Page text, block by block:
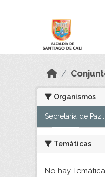
Organismos
Secretaría de Paz...
Temáticas
No hay